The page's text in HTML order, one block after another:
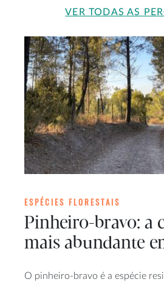
VER TODAS AS
ESPÉCIES FLORESTAIS
Pinheiro-bravo: a
mais abundante
O pinheiro-bravo é a espécie